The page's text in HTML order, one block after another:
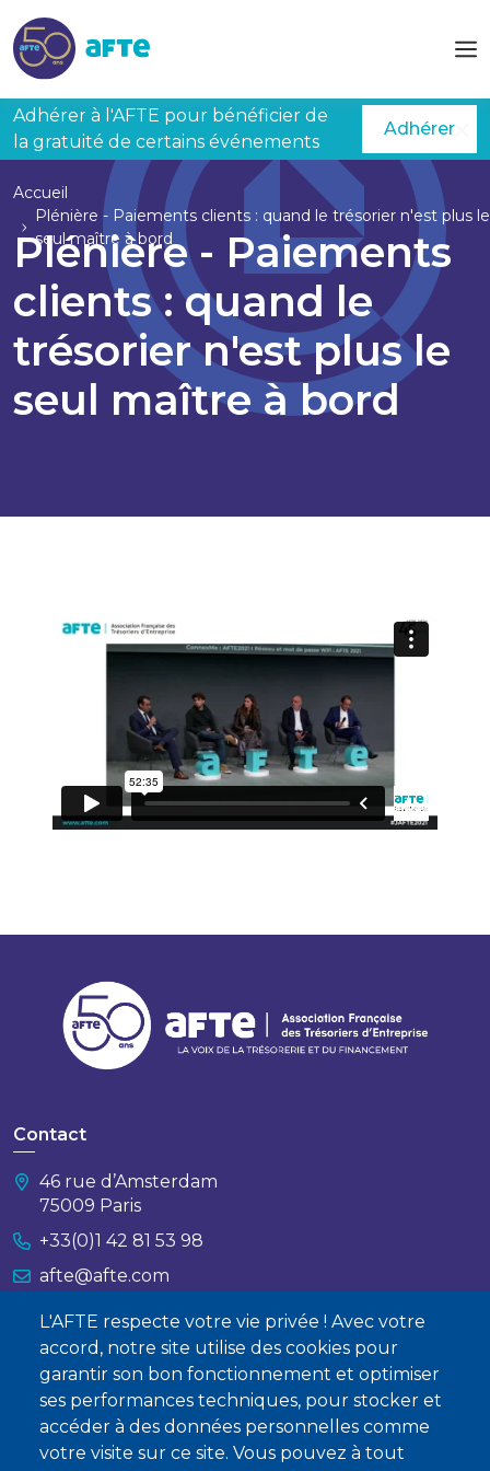
L'AFTE respecte votre vie privée ! Avec votre
accord, notre site utilise des cookies pour
garantir son bon fonctionnement et optimiser
ses performances techniques, pour stocker et
accéder à des données personnelles comme
votre visite sur ce site. Vous pouvez à tout
Adhérer à l'AFTE pour bénéficier de
la gratuité de certains événements
Adhérer
Accueil
Plénière - Paiements clients : quand le trésorier n'est plus le
seul maître à bord
Plénière - Paiements
clients : quand le
trésorier n'est plus le
seul maître à bord
Contact
46 rue d’Amsterdam
75009 Paris
+33(0)1 42 81 53 98
afte@afte.com
Nous contacter
À propos
Qui sommes-nous ?
Devenir membre